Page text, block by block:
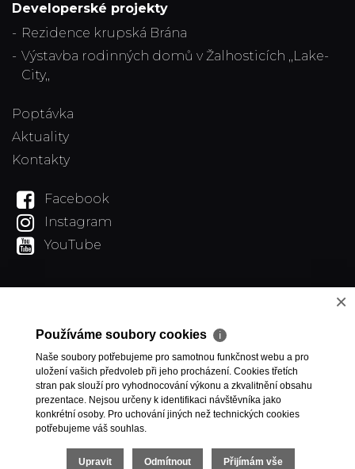
Developerské projekty
Rezidence krupská Brána
Výstavba rodinných domů v Žalhosticích ,,Lake-
City,,
Poptávka
Aktuality
Kontakty
Facebook
Instagram
YouTube
×
Používáme soubory cookies ℹ
Naše soubory potřebujeme pro samotnou funkčnost webu a pro
uložení vašich předvoleb při jeho procházení. Cookies třetích
stran pak slouží pro vyhodnocování výkonu a zkvalitnění obsahu
prezentace. Nejsou určeny k identifikaci návštěvníka jako
konkrétní osoby. Pro uchování jiných než technických cookies
potřebujeme váš souhlas.
Upravit Odmítnout Přijímám vše